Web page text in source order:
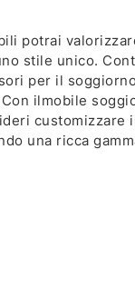
potrai
stile unico.
per il
ilmobile
customizzare
una ricca